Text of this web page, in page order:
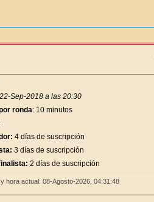
Sep-2018 a las 20:30
ronda: 10 minutos
4 días de suscripción
3 días de suscripción
2 días de suscripción
hora actual: 08-Agosto-2026, 04:31:48